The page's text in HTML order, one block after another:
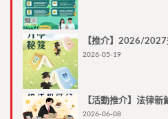
【推介】2026/2027
2026-05-19
【活動推介】法律新
2026-06-08